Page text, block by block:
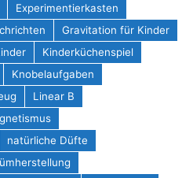
Experimentierkasten
Gravitation für Kinder
Kinderküchenspiel
Knobelaufgaben
Linear B
natürliche Düfte